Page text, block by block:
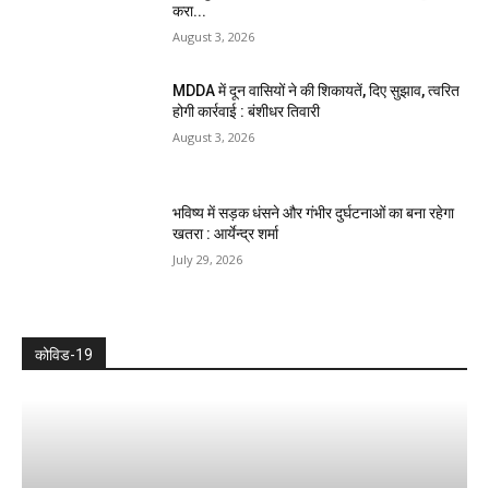
करा...
August 3, 2026
MDDA में दून वासियों ने की शिकायतें, दिए सुझाव, त्वरित
होगी कार्रवाई : बंशीधर तिवारी
August 3, 2026
भविष्य में सड़क धंसने और गंभीर दुर्घटनाओं का बना रहेगा
खतरा : आर्येन्द्र शर्मा
July 29, 2026
कोविड-19